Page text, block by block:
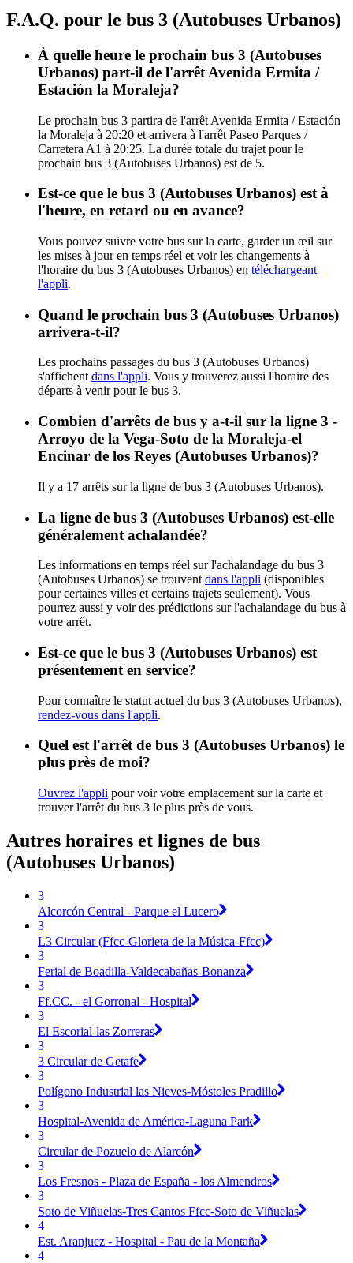
F.A.Q. pour le bus 3 (Autobuses Urbanos)
À quelle heure le prochain bus 3 (Autobuses
Urbanos) part-il de l'arrêt Avenida Ermita /
Estación la Moraleja?
Le prochain bus 3 partira de l'arrêt Avenida Ermita / Estación
la Moraleja à 20:20 et arrivera à l'arrêt Paseo Parques /
Carretera A1 à 20:25. La durée totale du trajet pour le
prochain bus 3 (Autobuses Urbanos) est de 5.
Est-ce que le bus 3 (Autobuses Urbanos) est à
l'heure, en retard ou en avance?
Vous pouvez suivre votre bus sur la carte, garder un œil sur
les mises à jour en temps réel et voir les changements à
l'horaire du bus 3 (Autobuses Urbanos) en téléchargeant
l'appli.
Quand le prochain bus 3 (Autobuses Urbanos)
arrivera-t-il?
Les prochains passages du bus 3 (Autobuses Urbanos)
s'affichent dans l'appli. Vous y trouverez aussi l'horaire des
départs à venir pour le bus 3.
Combien d'arrêts de bus y a-t-il sur la ligne 3 -
Arroyo de la Vega-Soto de la Moraleja-el
Encinar de los Reyes (Autobuses Urbanos)?
Il y a 17 arrêts sur la ligne de bus 3 (Autobuses Urbanos).
La ligne de bus 3 (Autobuses Urbanos) est-elle
généralement achalandée?
Les informations en temps réel sur l'achalandage du bus 3
(Autobuses Urbanos) se trouvent dans l'appli (disponibles
pour certaines villes et certains trajets seulement). Vous
pourrez aussi y voir des prédictions sur l'achalandage du bus à
votre arrêt.
Est-ce que le bus 3 (Autobuses Urbanos) est
présentement en service?
Pour connaître le statut actuel du bus 3 (Autobuses Urbanos),
rendez-vous dans l'appli.
Quel est l'arrêt de bus 3 (Autobuses Urbanos) le
plus près de moi?
Ouvrez l'appli pour voir votre emplacement sur la carte et
trouver l'arrêt du bus 3 le plus près de vous.
Autres horaires et lignes de bus
(Autobuses Urbanos)
3
Alcorcón Central - Parque el Lucero
3
L3 Circular (Ffcc-Glorieta de la Música-Ffcc)
3
Ferial de Boadilla-Valdecabañas-Bonanza
3
Ff.CC. - el Gorronal - Hospital
3
El Escorial-las Zorreras
3
3 Circular de Getafe
3
Polígono Industrial las Nieves-Móstoles Pradillo
3
Hospital-Avenida de América-Laguna Park
3
Circular de Pozuelo de Alarcón
3
Los Fresnos - Plaza de España - los Almendros
3
Soto de Viñuelas-Tres Cantos Ffcc-Soto de Viñuelas
4
Est. Aranjuez - Hospital - Pau de la Montaña
4